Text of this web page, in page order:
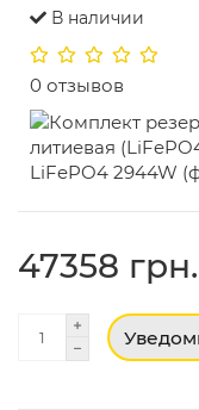
В наличии
0 отзывов
47358 грн.